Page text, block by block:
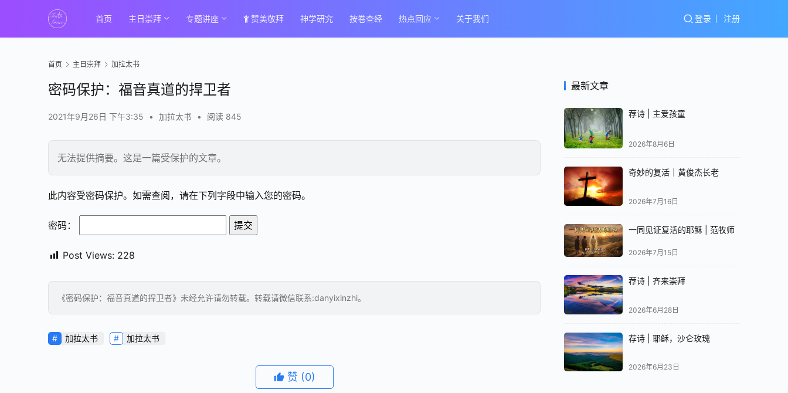
首页 主日崇拜 专题讲座 赞美敬拜 神学研究 按卷查经 热点回应 关于我们 登录 注册
首页 主日崇拜 加拉太书
密码保护：福音真道的捍卫者
2021年9月26日 下午3:35 • 加拉太书 • 阅读 845
无法提供摘要。这是一篇受保护的文章。
此内容受密码保护。如需查阅，请在下列字段中输入您的密码。
密码：
Post Views: 228
《密码保护：福音真道的捍卫者》未经允许请勿转载。转载请微信联系:danyixinzhi。
加拉太书 加拉太书
赞 (0)
最新文章
荐诗 | 主爱孩童
2026年8月6日
奇妙的复活｜黄俊杰长老
2026年7月16日
一同见证复活的耶稣 | 范牧师
2026年7月15日
荐诗 | 齐来崇拜
2026年6月28日
荐诗 | 耶稣，沙仑玫瑰
2026年6月23日